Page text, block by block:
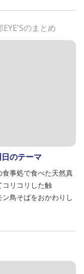
EYE'Sのまとめ
のテーマ
食事処で食べた天然真
リコリした触
鳥そばをおかわりし